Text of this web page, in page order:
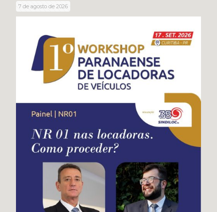
7 de agosto de 2026